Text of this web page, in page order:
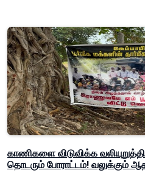
காணிகளை விடுவிக்க
தொடரும் போராட்டம்! வலுக்கும்